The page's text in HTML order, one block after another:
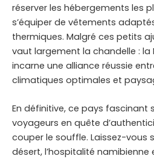
réserver les hébergements les
s’équiper de vêtements
thermiques. Malgré ces petits
vaut largement la chandelle : la
incarne une alliance réussie
climatiques optimales et
En définitive, ce pays fascinant
voyageurs en quête
couper le souffle. Laissez-vous
désert, l’hospitalité